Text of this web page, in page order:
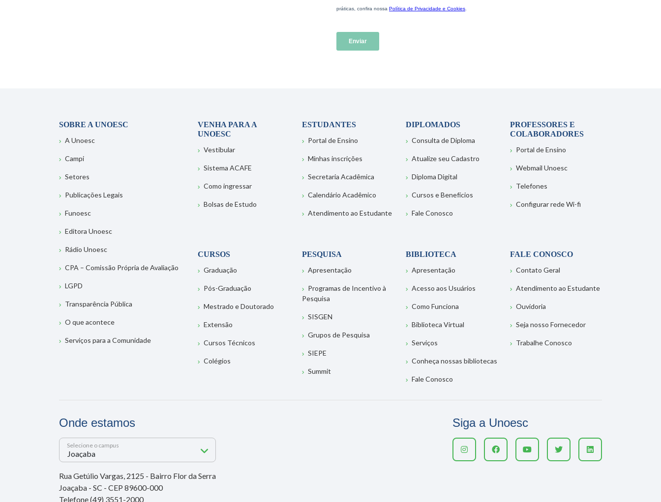
SOBRE A UNOESC
A Unoesc
Campi
Setores
Publicações Legais
Funoesc
Editora Unoesc
Rádio Unoesc
CPA – Comissão Própria de Avaliação
LGPD
Transparência Pública
O que acontece
Serviços para a Comunidade
VENHA PARA A
UNOESC
Vestibular
Sistema ACAFE
Como ingressar
Bolsas de Estudo
ESTUDANTES
Portal de Ensino
Minhas inscrições
Secretaria Acadêmica
Calendário Acadêmico
Atendimento ao Estudante
DIPLOMADOS
Consulta de Diploma
Atualize seu Cadastro
Diploma Digital
Cursos e Benefícios
Fale Conosco
PROFESSORES E
COLABORADORES
Portal de Ensino
Webmail Unoesc
Telefones
Configurar rede Wi-fi
CURSOS
Graduação
Pós-Graduação
Mestrado e Doutorado
Extensão
Cursos Técnicos
Colégios
PESQUISA
Apresentação
Programas de Incentivo à
Pesquisa
SISGEN
Grupos de Pesquisa
SIEPE
Summit
BIBLIOTECA
Apresentação
Acesso aos Usuários
Como Funciona
Biblioteca Virtual
Serviços
Conheça nossas bibliotecas
Fale Conosco
FALE CONOSCO
Contato Geral
Atendimento ao Estudante
Ouvidoria
Seja nosso Fornecedor
Trabalhe Conosco
Onde estamos
Selecione o campus
Rua Getúlio Vargas, 2125 - Bairro Flor da Serra
Joaçaba - SC - CEP 89600-000
Telefone (49) 3551-2000
Siga a Unoesc